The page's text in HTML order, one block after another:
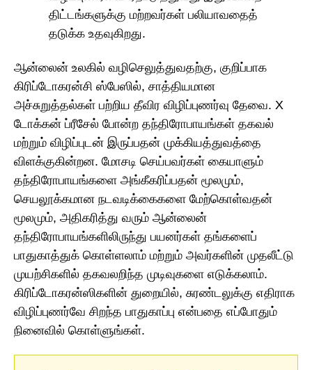
திட்டங்களுக்கு மற்றவர்கள் பலியாவதைத்
தடுக்க உதவுகிறது.
ஆன்லைன் உலகில் வழிசெலுத்துவதற்கு, குறிப்பாக
கிரிப்டோகரன்சி ஸ்பேஸில், சாத்தியமான
அச்சுறுத்தல்கள் பற்றிய தீவிர விழிப்புணர்வு தேவை. X
டோக்கன் ப்ரீசேல் போன்ற தந்திரோபாயங்கள் தகவல்
மற்றும் விழிப்புடன் இருப்பதன் முக்கியத்துவத்தை
விளக்குகின்றன. மோசடி செய்பவர்கள் கையாளும்
தந்திரோபாயங்களை அங்கீகரிப்பதன் மூலமும்,
செயலூக்கமான நடவடிக்கைகளை மேற்கொள்வதன்
மூலமும், அதிகரித்து வரும் ஆன்லைன்
தந்திரோபாயங்களிலிருந்து பயனர்கள் தங்களைப்
பாதுகாத்துக் கொள்ளலாம் மற்றும் அவர்களின் முதலீட்டு
முயற்சிகளில் தகவலறிந்த முடிவுகளை எடுக்கலாம்.
கிரிப்டோகரன்ஸிகளின் துறையில், சுரண்டலுக்கு எதிராக
விழிப்புணர்வே சிறந்த பாதுகாப்பு என்பதை எப்போதும்
நினைவில் கொள்ளுங்கள்.